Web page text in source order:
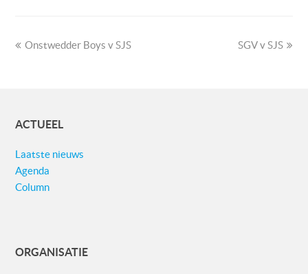
previous
Onstwedder Boys v SJS
next
SGV v SJS
ACTUEEL
Laatste nieuws
Agenda
Column
ORGANISATIE